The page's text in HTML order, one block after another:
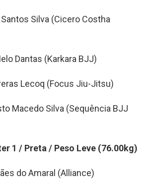
Silva (Cicero Costha
Dantas (Karkara BJJ)
Lecoq (Focus Jiu-Jitsu)
Macedo Silva (Sequência BJJ
1 / Preta / Peso Leve (76.00kg)
do Amaral (Alliance)